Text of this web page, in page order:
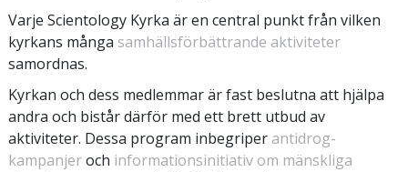
Varje Scientology Kyrka är en central punkt från vilken
kyrkans många samhällsförbättrande aktiviteter
samordnas.
Kyrkan och dess medlemmar är fast beslutna att hjälpa
andra och bistår därför med ett brett utbud av
aktiviteter. Dessa program inbegriper antidrog-
kampanjeroch informationsinitiativ om mänskliga